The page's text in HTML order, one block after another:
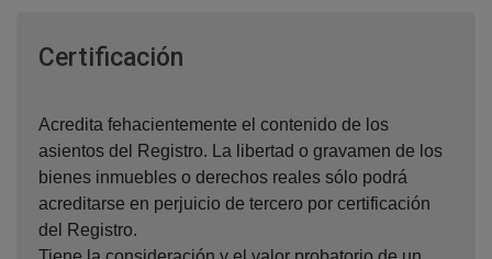
Certificación
Acredita fehacientemente el contenido de los
asientos del Registro. La libertad o gravamen de los
bienes inmuebles o derechos reales sólo podrá
acreditarse en perjuicio de tercero por certificación
del Registro.